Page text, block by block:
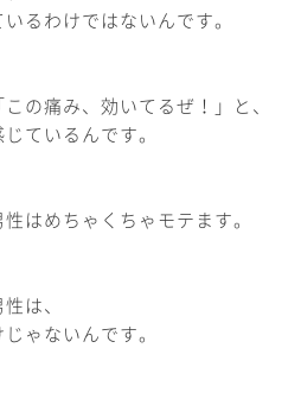
るわけではないんです。
の痛み、効いてるぜ！」と、
ているんです。
はめちゃくちゃモテます。
は、
ゃないんです。